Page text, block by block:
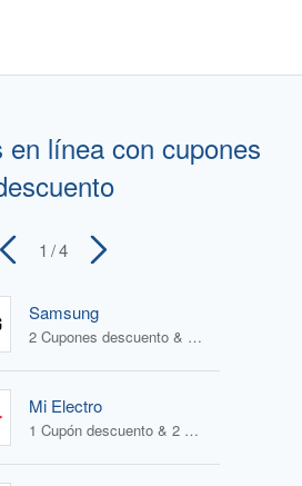
en línea con cupones
1 / 4
Samsung
2 Cupones descuento & 4 Ofertas
Mi Electro
1 Cupón descuento & 2 Ofertas